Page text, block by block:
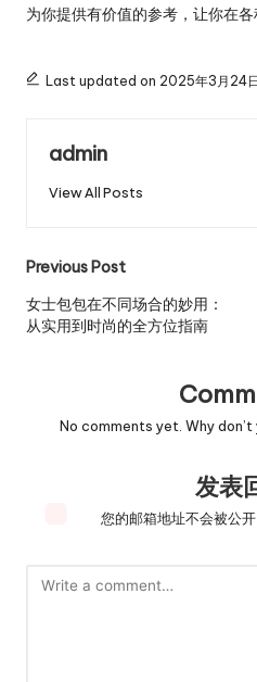
为你提供有价值的参考，让你在各
Last updated on 2025年3月24日
admin
View All Posts
Post
navigation
Previous Post
女士包包在不同场合的妙用：
从实用到时尚的全方位指南
No comments yet. Why
发表
您的邮箱地址不会被公开